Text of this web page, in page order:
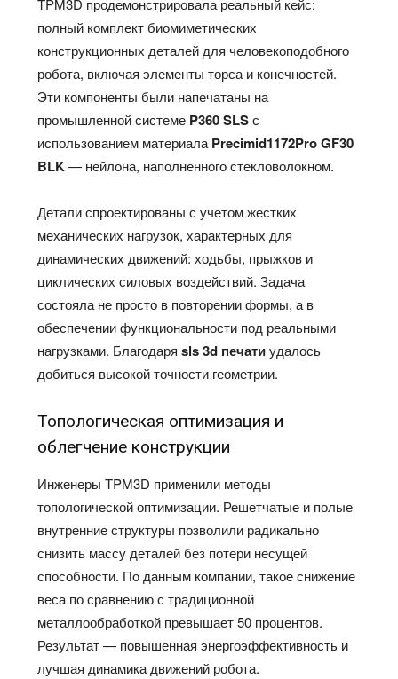
TPM3D продемонстрировала реальный кейс:
полный комплект биомиметических
конструкционных деталей для человекоподобного
робота, включая элементы торса и конечностей.
Эти компоненты были напечатаны на
промышленной системе P360 SLSс
использованием материалаPrecimid1172Pro GF30
BLK— нейлона, наполненного стекловолокном.
Детали спроектированы с учетом жестких
механических нагрузок, характерных для
динамических движений: ходьбы, прыжков и
циклических силовых воздействий. Задача
состояла не просто в повторении формы, а в
обеспечении функциональности под реальными
нагрузками. Благодаряsls 3d печатиудалось
добиться высокой точности геометрии.
Топологическая оптимизация и
облегчение конструкции
Инженеры TPM3D применили методы
топологической оптимизации. Решетчатые и полые
внутренние структуры позволили радикально
снизить массу деталей без потери несущей
способности. По данным компании, такое снижение
веса по сравнению с традиционной
металлообработкой превышает 50 процентов.
Результат — повышенная энергоэффективность и
лучшая динамика движений робота.